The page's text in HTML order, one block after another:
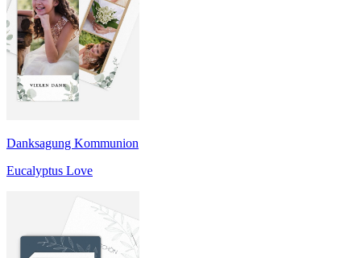
Danksagung Kommunion
Eucalyptus Love